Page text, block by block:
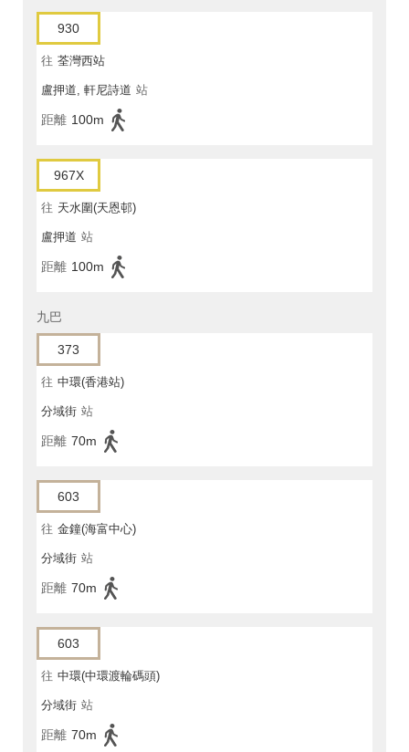
930
往 荃灣西站
盧押道, 軒尼詩道 站
距離 100m
967X
往 天水圍(天恩邨)
盧押道 站
距離 100m
九巴
373
往 中環(香港站)
分域街 站
距離 70m
603
往 金鐘(海富中心)
分域街 站
距離 70m
603
往 中環(中環渡輪碼頭)
分域街 站
距離 70m